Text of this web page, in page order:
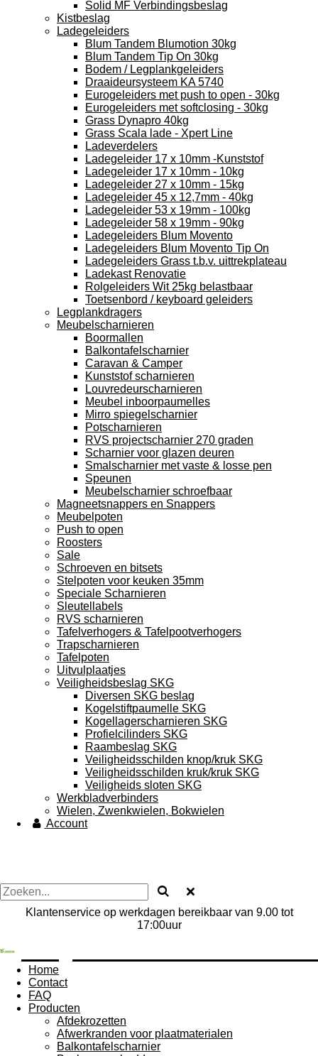
Solid MF Verbindingsbeslag
Kistbeslag
Ladegeleiders
Blum Tandem Blumotion 30kg
Blum Tandem Tip On 30kg
Bodem / Legplankgeleiders
Draaideursysteem KA 5740
Eurogeleiders met push to open - 30kg
Eurogeleiders met softclosing - 30kg
Grass Dynapro 40kg
Grass Scala lade - Xpert Line
Ladeverdelers
Ladegeleider 17 x 10mm -Kunststof
Ladegeleider 17 x 10mm - 10kg
Ladegeleider 27 x 10mm - 15kg
Ladegeleider 45 x 12,7mm - 40kg
Ladegeleider 53 x 19mm - 100kg
Ladegeleider 58 x 19mm - 90kg
Ladegeleiders Blum Movento
Ladegeleiders Blum Movento Tip On
Ladegeleiders Grass t.b.v. uittrekplateau
Ladekast Renovatie
Rolgeleiders Wit 25kg belastbaar
Toetsenbord / keyboard geleiders
Legplankdragers
Meubelscharnieren
Boormallen
Balkontafelscharnier
Caravan & Camper
Kunststof scharnieren
Louvredeurscharnieren
Meubel inboorpaumelles
Mirro spiegelscharnier
Potscharnieren
RVS projectscharnier 270 graden
Scharnier voor glazen deuren
Smalscharnier met vaste & losse pen
Speunen
Meubelscharnier schroefbaar
Magneetsnappers en Snappers
Meubelpoten
Push to open
Roosters
Sale
Schroeven en bitsets
Stelpoten voor keuken 35mm
Speciale Scharnieren
Sleutellabels
RVS scharnieren
Tafelverhogers & Tafelpootverhogers
Trapscharnieren
Tafelpoten
Uitvulplaatjes
Veiligheidsbeslag SKG
Diversen SKG beslag
Kogelstiftpaumelle SKG
Kogellagerscharnieren SKG
Profielcilinders SKG
Raambeslag SKG
Veiligheidsschilden knop/kruk SKG
Veiligheidsschilden kruk/kruk SKG
Veiligheids sloten SKG
Werkbladverbinders
Wielen, Zwenkwielen, Bokwielen
Account
Klantenservice op werkdagen bereikbaar van 9.00 tot
17:00uur
Home
Contact
FAQ
Producten
Afdekrozetten
Afwerkranden voor plaatmaterialen
Balkontafelscharnier